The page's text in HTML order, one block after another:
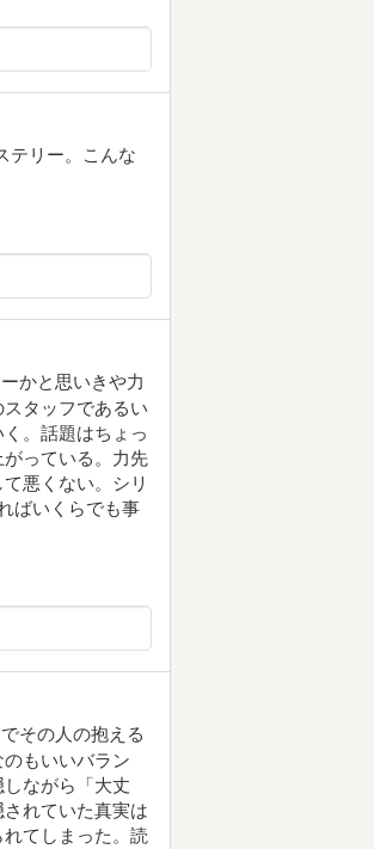
テリー。こんな
かと思いきや力
タッフであるい
。話題はちょっ
っている。力先
悪くない。シリ
ばいくらでも事
その人の抱える
もいいバラン
ながら「大丈
れていた真実は
てしまった。読